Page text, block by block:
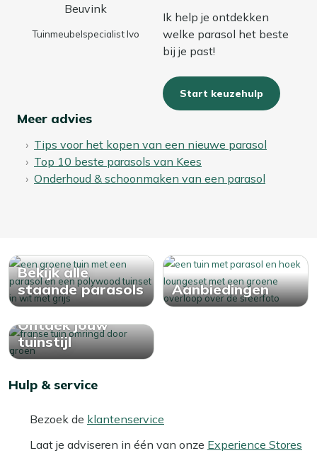
Tuinmeubelspecialist Ivo
Ik help je ontdekken
welke parasol het beste
bij je past!
Start keuzehulp
Meer advies
Tips voor het kopen van een nieuwe parasol
Top 10 beste parasols van Kees
Onderhoud & schoonmaken van een parasol
Bekijk alle
staande parasols
Aanbiedingen
Ontdek jouw
tuinstijl
Hulp & service
Bezoek de klantenservice
Laat je adviseren in één van onze Experience Stores